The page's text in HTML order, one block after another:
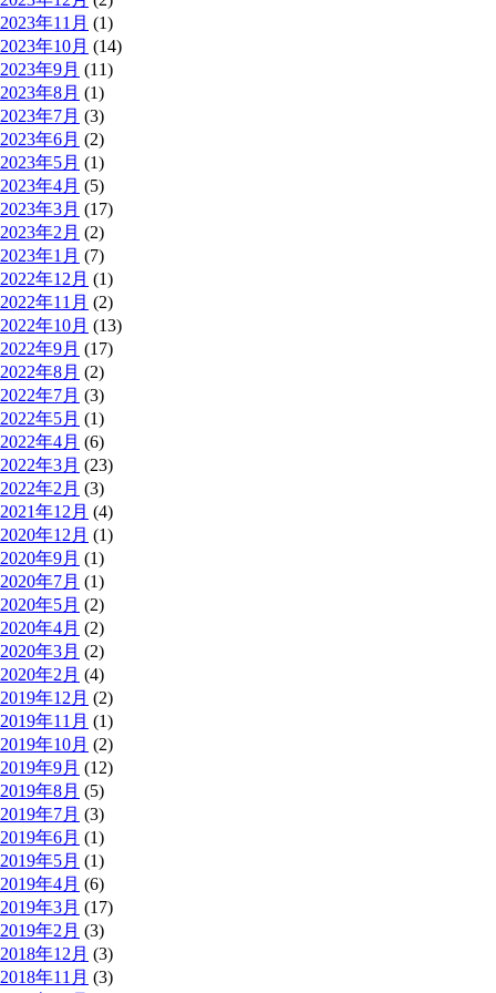
2023年11月 (1)
2023年10月 (14)
2023年9月 (11)
2023年8月 (1)
2023年7月 (3)
2023年6月 (2)
2023年5月 (1)
2023年4月 (5)
2023年3月 (17)
2023年2月 (2)
2023年1月 (7)
2022年12月 (1)
2022年11月 (2)
2022年10月 (13)
2022年9月 (17)
2022年8月 (2)
2022年7月 (3)
2022年5月 (1)
2022年4月 (6)
2022年3月 (23)
2022年2月 (3)
2021年12月 (4)
2020年12月 (1)
2020年9月 (1)
2020年7月 (1)
2020年5月 (2)
2020年4月 (2)
2020年3月 (2)
2020年2月 (4)
2019年12月 (2)
2019年11月 (1)
2019年10月 (2)
2019年9月 (12)
2019年8月 (5)
2019年7月 (3)
2019年6月 (1)
2019年5月 (1)
2019年4月 (6)
2019年3月 (17)
2019年2月 (3)
2018年12月 (3)
2018年11月 (3)